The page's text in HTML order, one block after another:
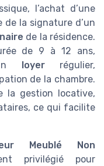
l’achat d’une
de la signature d’un
de la résidence.
de 9 à 12 ans,
loyerrégulier,
de la chambre.
la gestion locative,
ce qui facilite
Meublé Non
privilégié pour